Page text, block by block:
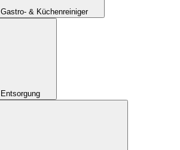
Gastro- & Küchenreiniger
Entsorgung